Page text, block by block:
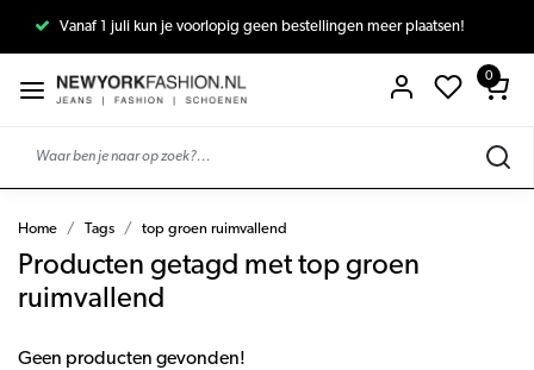
Vanaf 1 juli kun je voorlopig geen bestellingen meer plaatsen!
0
Home Tags top groen ruimvallend
Producten getagd met top groen
ruimvallend
Geen producten gevonden!